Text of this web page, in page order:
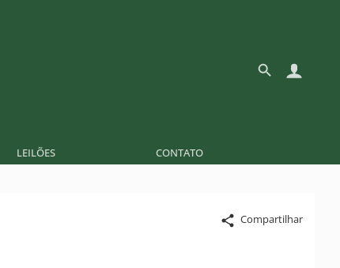
LEILÕES CONTATO
Compartilhar